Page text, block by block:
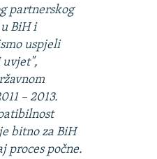
partnerskog
BiH i
uspjeli
uvjet",
– 2013.
bitno za BiH
proces počne.